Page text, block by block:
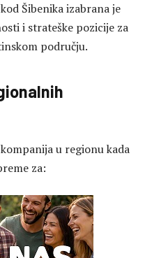
Šibenika izabrana je
i strateške pozicije za
području.
u regionu kada
za: